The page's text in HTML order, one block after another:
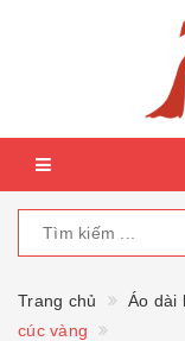
Trang chủ Áo dài
cúc vàng